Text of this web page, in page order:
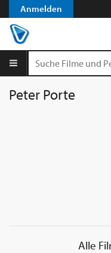
Anmelden
Peter Porte
Alle